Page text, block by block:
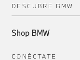
DESCUBRE BMW
Shop BMW
CONÉCTATE